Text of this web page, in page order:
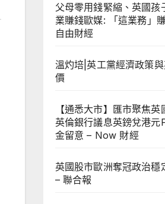
父母零用錢緊縮、英國孩
業賺錢歐媒: 「這業務」
自由財經
溫灼培|英工黨經濟政策
價
【通悉大市】匯市聚焦英
英倫銀行議息英鎊兌港元
金留意 – Now 財經
英國股市歐洲奪冠政治穩
– 聯合報